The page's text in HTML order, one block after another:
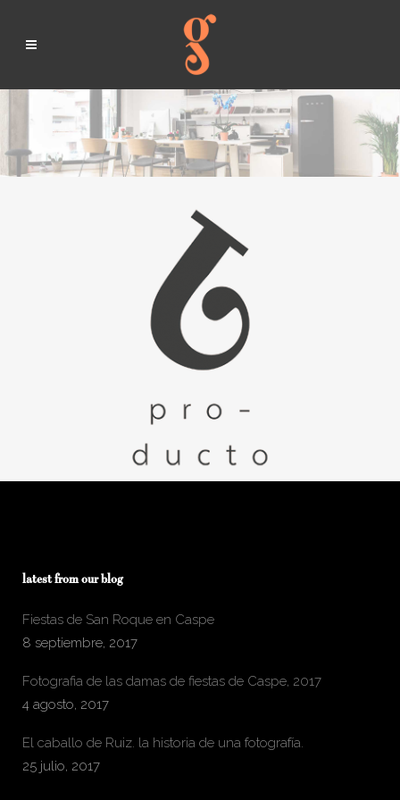
latest from our blog
Fiestas de San Roque en Caspe
8 septiembre, 2017
Fotografia de las damas de fiestas de Caspe, 2017
4 agosto, 2017
El caballo de Ruiz. la historia de una fotografía.
25 julio, 2017